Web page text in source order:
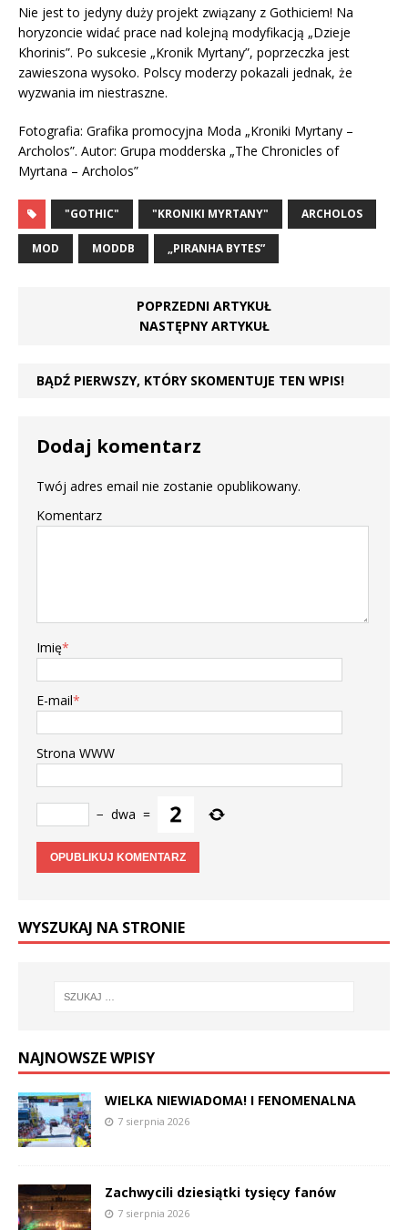
Nie jest to jedyny duży projekt związany z Gothiciem! Na
horyzoncie widać prace nad kolejną modyfikacją „Dzieje
Khorinis”. Po sukcesie „Kronik Myrtany”, poprzeczka jest
zawieszona wysoko. Polscy moderzy pokazali jednak, że
wyzwania im niestraszne.
Fotografia: Grafika promocyjna Moda „Kroniki Myrtany –
Archolos”. Autor: Grupa modderska „The Chronicles of
Myrtana – Archolos”
"GOTHIC" "KRONIKI MYRTANY" ARCHOLOS
MOD MODDB „PIRANHA BYTES”
POPRZEDNI ARTYKUŁ
NASTĘPNY ARTYKUŁ
BĄDŹ PIERWSZY, KTÓRY SKOMENTUJE TEN WPIS!
Dodaj komentarz
Twój adres email nie zostanie opublikowany.
Komentarz
Imię*
E-mail*
Strona WWW
− dwa =
WYSZUKAJ NA STRONIE
NAJNOWSZE WPISY
WIELKA NIEWIADOMA! I FENOMENALNA
7 sierpnia 2026
Zachwycili dziesiątki tysięcy fanów
7 sierpnia 2026